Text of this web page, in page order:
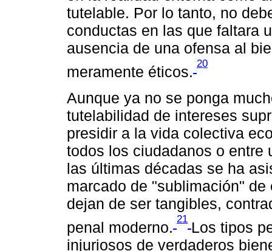
tutelable. Por lo tanto, no
conductas en las que faltara
ausencia de una ofensa al
meramente éticos.
20
Aunque ya no se ponga
tutelabilidad de intereses
presidir a la vida colectiva
todos los ciudadanos o entre
las últimas décadas se ha
marcado de "sublimación"
dejan de ser tangibles,
penal moderno.
21
Los tipos
injuriosos de verdaderos